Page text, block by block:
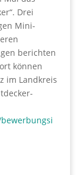
Drei
Mini-
berichten
können
im Landkreis